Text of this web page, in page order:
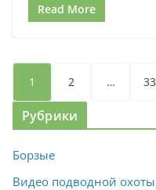
Read More
Пагинация
записей
1 2 … 33
Рубрики
Борзые
Видео подводной охоты